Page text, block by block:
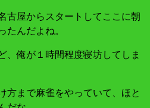
古屋からスタートしてここに朝
んだよね。
、俺が１時間程度寝坊してしま
方まで麻雀をやっていて、ほと